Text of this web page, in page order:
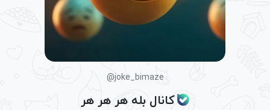
@joke_bimaze
کانال بله هر هر هر